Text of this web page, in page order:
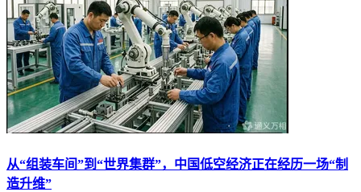
从“组装车间”到“世界集群”，中国低空经济正在经历一场“制
造升维”